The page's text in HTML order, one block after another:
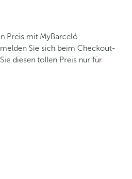
Preis mit MyBarceló
Sie sich beim Checkout-
diesen tollen Preis nur für